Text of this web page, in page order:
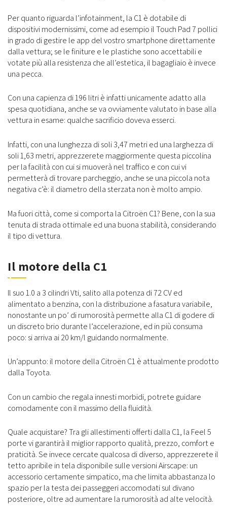
Per quanto riguarda l’infotainment, la C1 è dotabile di
dispositivi modernissimi, come ad esempio il Touch Pad 7 pollici
in grado di gestire le app del vostro smartphone direttamente
dalla vettura; se le finiture e le plastiche sono accettabili e
votate più alla resistenza che all’estetica, il bagagliaio è invece
una pecca.
Con una capienza di 196 litri è infatti unicamente adatto alla
spesa quotidiana, anche se va ovviamente valutato in base alla
vettura in esame: qualche sacrificio doveva esserci.
Infatti, con una lunghezza di soli 3,47 metri ed una larghezza di
soli 1,63 metri, apprezzerete maggiormente questa piccolina
per la facilità con cui si muoverà nel traffico e con cui vi
permetterà di trovare parcheggio, anche se una piccola nota
negativa c’è: il diametro della sterzata non è molto ampio.
Ma fuori città, come si comporta la Citroën C1? Bene, con la sua
tenuta di strada ottimale ed una buona stabilità, considerando
il tipo di vettura.
Il motore della C1
Il suo 1.0 a 3 cilindri Vti, salito alla potenza di 72 CV ed
alimentato a benzina, con la distribuzione a fasatura variabile,
nonostante un po’ di rumorosità permette alla C1 di godere di
un discreto brio durante l’accelerazione, ed in più consuma
poco: si arriva ai 20 km/l guidando normalmente.
Un’appunto: il motore della Citroën C1 è attualmente prodotto
dalla Toyota.
Con un cambio che regala innesti morbidi, potrete guidare
comodamente con il massimo della fluidità.
Quale acquistare? Tra gli allestimenti offerti dalla C1, la Feel 5
porte vi garantirà il miglior rapporto qualità, prezzo, comfort e
praticità. Se invece cercate qualcosa di diverso, apprezzerete il
tetto apribile in tela disponibile sulle versioni Airscape: un
accessorio certamente simpatico, ma che limita abbastanza lo
spazio per la testa dei passeggeri accomodati sul divano
posteriore, oltre ad aumentare la rumorosità ad alte velocità.